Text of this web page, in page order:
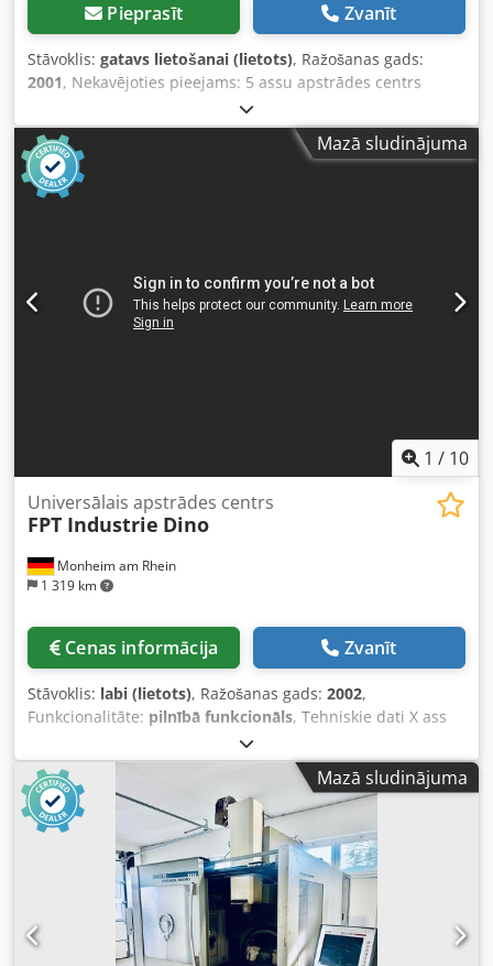
Pieprasīt Zvanīt
Stāvoklis: gatavs lietošanai (lietots), Ražošanas gads:
2001, Nekavējoties pieejams: 5 assu apstrādes centrs
Deckel Maho Tips DMU 50 M Ražošanas gads 2001 Vadības
sistēma Heidenhain TNC 124 5 asis (3 + 2) Manuāla
rotējošā ass ar B un C rotējošo galdu Asis B un C tiek
parādītas vadības sistēmā Chjdezrb Abepfx Agyoa Galds
700 x 500 mm Gājieni X/Y/Z 500 / 400 / 400 mm Galdā
+95 / -10 grādi Padziļināšanas ātrums līdz 5000 mm/min.
Vārpstas apgriezieni 20 – 4500 apgr./min. Svars 3 tonnas
Dzesēšanas sistēma Cena 5500 eiro (bez PVN), pieejams
Mazā sludinājuma
1 / 10
Monheim am Rhein
1 319 km
Universālais apstrādes centrs
FPT Industrie Dino
Cenas informācija Zvanīt
Stāvoklis: labi (lietots), Ražošanas gads: 2002,
Funkcionalitāte: pilnībā funkcionāls, Tehniskie dati X ass
gājiens 2800 mm Y ass gājiens 2200 mm Z ass gājiens 800
mm Vadības sistēma Heidenhain iTNC 530 Darba virsmas
izmērs 3000 x 1200 mm Instrumenta stiprinājums HSK-A-
63 Vārpstas apgriezienu skaits 18000 apgr./min. Dzinēja
jauda 18 kW Barošanas ātruma diapazons 35000 mm/min
Kopējā nepieciešamā jauda 68,7 kW Mašīnas svars apm. t
Nepieciešamā telpa apm. 12,4 x 3,5 x 4,6 m Papildu
informācija FPT DINO ir 5 assu portāla frēzmašīna, kas
paredzēta lielu detaļu precīzai apstrādei. Csdpfxjzrucho
Agysha Ar šķērsvirziena gājienu 2200 mm un ātrgaitas
Mazā sludinājuma